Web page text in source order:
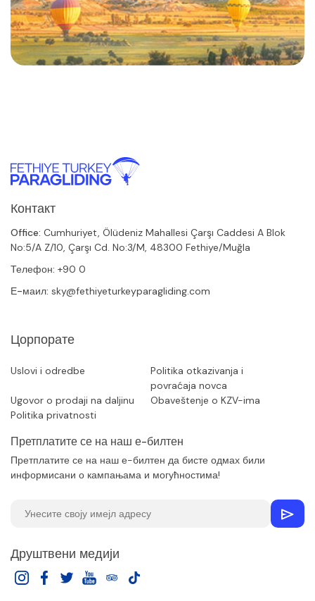
Контакт
Office: Cumhuriyet, Ölüdeniz Mahallesi Çarşı Caddesi A Blok
No:5/A Z/10, Çarşı Cd. No:3/M, 48300 Fethiye/Muğla
Телефон: +90 0
Е-маил: sky@fethiyeturkeyparagliding.com
Цорпорате
Uslovi i odredbe
Politika otkazivanja i
povraćaja novca
Ugovor o prodaji na daljinu
Obaveštenje o KZV-ima
Politika privatnosti
Претплатите се на наш е-билтен
Претплатите се на наш е-билтен да бисте одмах били
информисани о кампањама и могућностима!
Друштвени медији